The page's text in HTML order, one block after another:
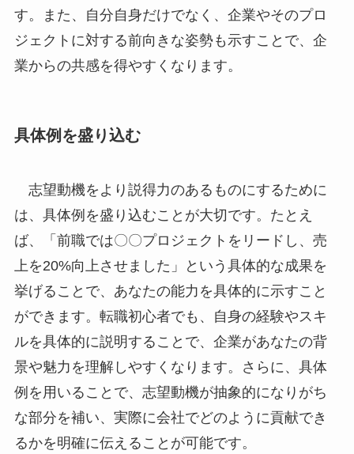
す。また、自分自身だけでなく、企業やそのプロ
ジェクトに対する前向きな姿勢も示すことで、企
業からの共感を得やすくなります。
具体例を盛り込む
志望動機をより説得力のあるものにするために
は、具体例を盛り込むことが大切です。たとえ
ば、「前職では〇〇プロジェクトをリードし、売
上を20%向上させました」という具体的な成果を
挙げることで、あなたの能力を具体的に示すこと
ができます。転職初心者でも、自身の経験やスキ
ルを具体的に説明することで、企業があなたの背
景や魅力を理解しやすくなります。さらに、具体
例を用いることで、志望動機が抽象的になりがち
な部分を補い、実際に会社でどのように貢献でき
るかを明確に伝えることが可能です。